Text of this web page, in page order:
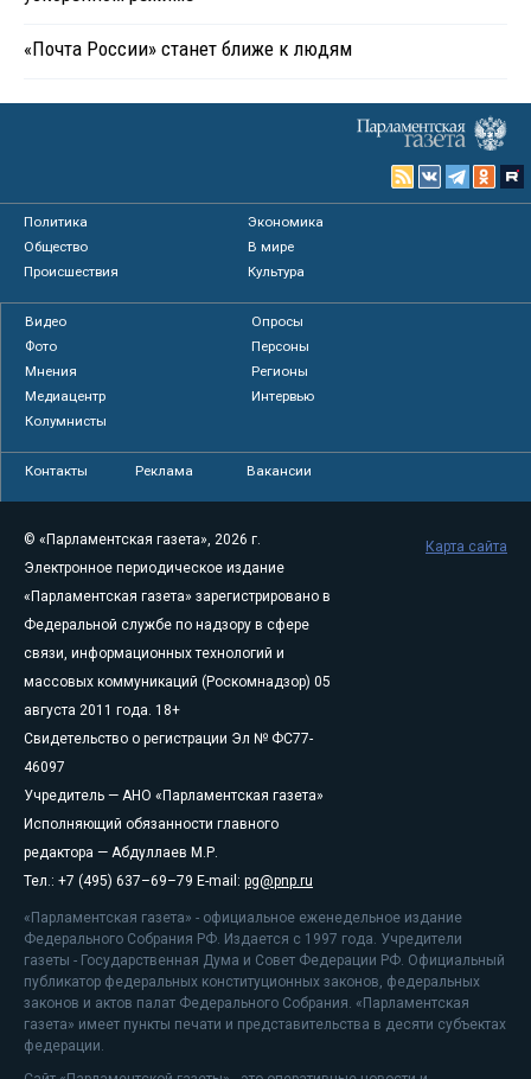
«Почта России» станет ближе к людям
Политика
Экономика
Общество
В мире
Происшествия
Культура
Видео
Опросы
Фото
Персоны
Мнения
Регионы
Медиацентр
Интервью
Колумнисты
Контакты Реклама Вакансии
© «Парламентская газета», 2026 г.
Электронное периодическое издание
«Парламентская газета» зарегистрировано в
Федеральной службе по надзору в сфере
связи, информационных технологий и
массовых коммуникаций (Роскомнадзор) 05
августа 2011 года. 18+
Свидетельство о регистрации Эл № ФС77-
46097
Учредитель — АНО «Парламентская газета»
Исполняющий обязанности главного
редактора — Абдуллаев М.Р.
Тел.: +7 (495) 637–69–79 E-mail: pg@pnp.ru
«Парламентская газета» - официальное еженедельное издание
Федерального Собрания РФ. Издается с 1997 года. Учредители
газеты - Государственная Дума и Совет Федерации РФ. Официальный
публикатор федеральных конституционных законов, федеральных
законов и актов палат Федерального Собрания. «Парламентская
газета» имеет пункты печати и представительства в десяти субъектах
федерации.
Карта сайта